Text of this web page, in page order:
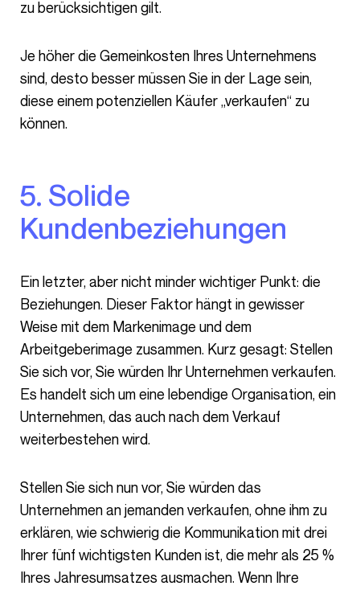
zu berücksichtigen gilt.
Je höher die Gemeinkosten Ihres Unternehmens
sind, desto besser müssen Sie in der Lage sein,
diese einem potenziellen Käufer „verkaufen“ zu
können.
5. Solide
Kundenbeziehungen
Ein letzter, aber nicht minder wichtiger Punkt: die
Beziehungen. Dieser Faktor hängt in gewisser
Weise mit dem Markenimage und dem
Arbeitgeberimage zusammen. Kurz gesagt: Stellen
Sie sich vor, Sie würden Ihr Unternehmen verkaufen.
Es handelt sich um eine lebendige Organisation, ein
Unternehmen, das auch nach dem Verkauf
weiterbestehen wird.
Stellen Sie sich nun vor, Sie würden das
Unternehmen an jemanden verkaufen, ohne ihm zu
erklären, wie schwierig die Kommunikation mit drei
Ihrer fünf wichtigsten Kunden ist, die mehr als 25 %
Ihres Jahresumsatzes ausmachen. Wenn Ihre